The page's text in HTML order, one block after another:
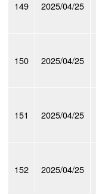
149 2025/04/25
150 2025/04/25
151 2025/04/25
152 2025/04/25